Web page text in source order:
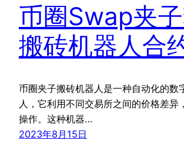
币圈Swap夹
搬砖机器人合
币圈夹子搬砖机器人是一种自动化的数
人，它利用不同交易所之间的价格差异
操作。这种机器…
2023年8月15日